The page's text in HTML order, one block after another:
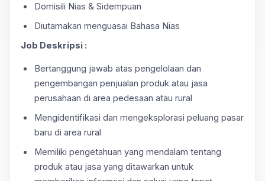
Domisili Nias & Sidempuan
Diutamakan menguasai Bahasa Nias
Job Deskripsi :
Bertanggung jawab atas pengelolaan dan
pengembangan penjualan produk atau jasa
perusahaan di area pedesaan atau rural
Mengidentifikasi dan mengeksplorasi peluang pasar
baru di area rural
Memiliki pengetahuan yang mendalam tentang
produk atau jasa yang ditawarkan untuk